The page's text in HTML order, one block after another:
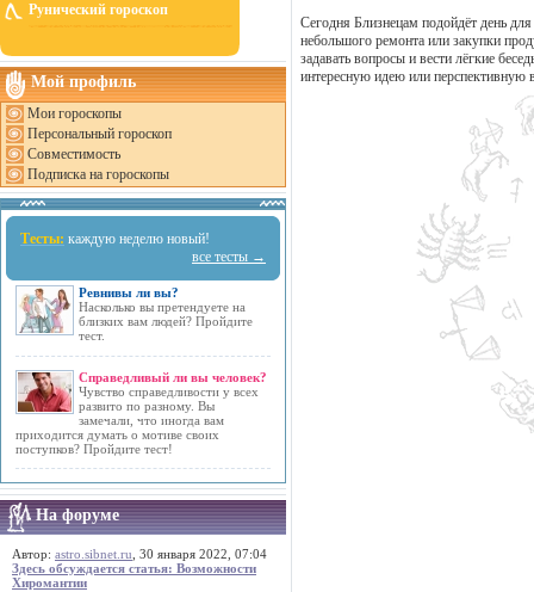
Рунический гороскоп
Мой профиль
Мои гороскопы
Персональный гороскоп
Совместимость
Подписка на гороскопы
Тесты: каждую неделю новый!
все тесты →
Ревнивы ли вы?
Насколько вы претендуете на
близких вам людей? Пройдите
тест.
Справедливый ли вы человек?
Чувство справедливости у всех
развито по разному. Вы
замечали, что иногда вам
приходится думать о мотиве своих
поступков? Пройдите тест!
На форуме
Автор: astro.sibnet.ru , 30 января 2022, 07:04
Здесь обсуждается статья: Возможности
Хиромантии
Сегодня Близнецам подойдёт день
небольшого ремонта или закупки
задавать вопросы и вести лёгкие
интересную идею или перспективную